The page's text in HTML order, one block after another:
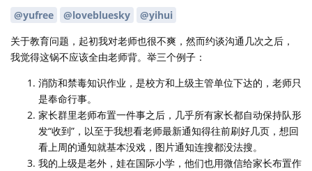
@yufree @lovebluesky
@yihui
关于教育问题，起初我对老师也很不爽，然而约谈沟通几次之后，
我觉得这锅不应该全由老师背。举三个例子：
消防和禁毒知识作业，是校方和上级主管单位下达的，老师只
是奉命行事。
家长群里老师布置一件事之后，几乎所有家长都自动保持队形
发“收到”，以至于我想看老师最新通知得往前刷好几页，想回
看上周的通知就基本没戏，图片通知连搜都没法搜。
我的上级是老外，娃在国际小学，他们也用微信给家长布置作